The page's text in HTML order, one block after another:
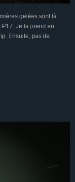
gelées sont là :
P17. Je la prend en
Ensuite, pas de